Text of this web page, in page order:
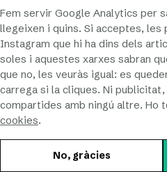
AUTORIA
Joaquín Eandi Cuttica
Expert en comunicació
Comunicació i Indústries
Barcelona i Filosofia a la
Fem servir Google Analytics per
llegeixen i quins. Si acceptes, les
Instagram que hi ha dins dels
soles i aquestes xarxes sabran
que no, les veuràs igual: es
carrega si la cliques. Ni
compartides amb ningú altre. Ho
cookies.
No, gràcies